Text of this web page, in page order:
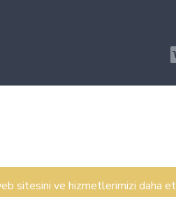
sitesini ve hizmetlerimizi daha